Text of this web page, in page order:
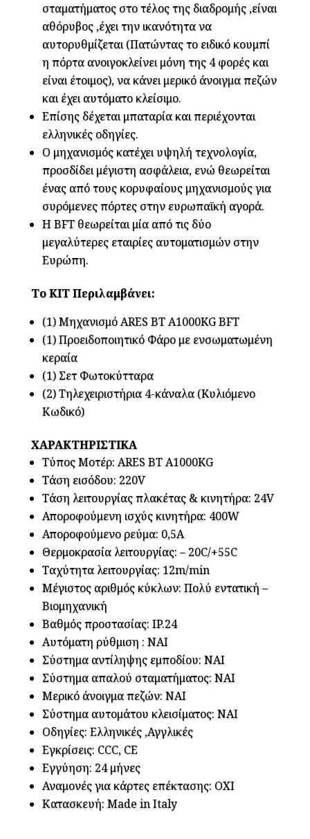
σταματήματος στο τέλος της διαδρομής ,είναι
αθόρυβος ,έχει την ικανότητα να
αυτορυθμίζεται (Πατώντας το ειδικό κουμπί
η πόρτα ανοιγοκλείνει μόνη της 4 φορές και
είναι έτοιμος), να κάνει μερικό άνοιγμα πεζών
και έχει αυτόματο κλείσιμο.
Επίσης δέχεται μπαταρία και περιέχονται
ελληνικές οδηγίες.
Ο μηχανισμός κατέχει υψηλή τεχνολογία,
προσδίδει μέγιστη ασφάλεια, ενώ θεωρείται
ένας από τους κορυφαίους μηχανισμούς για
συρόμενες πόρτες στην ευρωπαϊκή αγορά.
Η BFT θεωρείται μία από τις δύο
μεγαλύτερες εταιρίες αυτοματισμών στην
Ευρώπη.
Το ΚΙΤ Περιλαμβάνει:
(1) Μηχανισμό ARES BT A1000KG BFT
(1) Προειδοποιητικό Φάρο με ενσωματωμένη
κεραία
(1) Σετ Φωτοκύτταρα
(2) Τηλεχειριστήρια 4-κάναλα (Κυλιόμενο
Κωδικό)
ΧΑΡΑΚΤΗΡΙΣΤΙΚΑ
Τύπος Μοτέρ: ARES BT A1000KG
Τάση εισόδου: 220V
Τάση λειτουργίας πλακέτας & κινητήρα: 24V
Αποροφούμενη ισχύς κινητήρα: 400W
Αποροφούμενο ρεύμα: 0,5Α
Θερμοκρασία λειτουργίας: – 20C/+55C
Ταχύτητα λειτουργίας: 12m/min
Μέγιστος αριθμός κύκλων: Πολύ εντατική –
Βιομηχανική
Βαθμός προστασίας: IP.24
Αυτόματη ρύθμιση : ΝΑΙ
Σύστημα αντίληψης εμποδίου: ΝΑΙ
Σύστημα απαλού σταματήματος: NAI
Μερικό άνοιγμα πεζών: NAI
Σύστημα αυτομάτου κλεισίματος: NAI
Οδηγίες: Ελληνικές ,Αγγλικές
Εγκρίσεις: CCC, CE
Εγγύηση: 24 μήνες
Αναμονές για κάρτες επέκτασης: ΟΧΙ
Κατασκευή: Made in Italy